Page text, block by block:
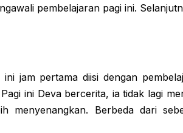
pembelajaran pagi ini.
jam pertama diisi dengan
ini Deva bercerita, ia tidak lagi
menyenangkan. Berbeda dari